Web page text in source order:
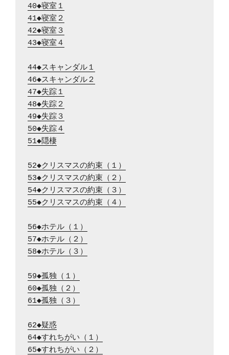
40◆寝室１
41◆寝室２
42◆寝室３
43◆寝室４
44◆スキャンダル１
46◆スキャンダル２
47◆失踪１
48◆失踪２
49◆失踪３
50◆失踪４
51◆隠棲
52◆クリスマスの約束（１）
53◆クリスマスの約束（２）
54◆クリスマスの約束（３）
55◆クリスマスの約束（４）
56◆ホテル（１）
57◆ホテル（２）
58◆ホテル（３）
59◆孤独（１）
60◆孤独（２）
61◆孤独（３）
62◆疑惑
64◆すれちがい（１）
65◆すれちがい（２）